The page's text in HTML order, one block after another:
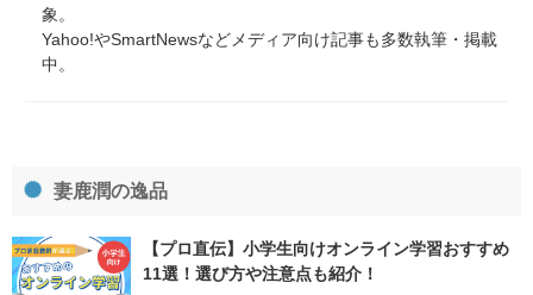
象。
Yahoo!やSmartNewsなどメディア向け記事も多数執筆・掲載
中。
妻鹿潤の逸品
【プロ直伝】小学生向けオンライン学習おすすめ
11選！選び方や注意点も紹介！